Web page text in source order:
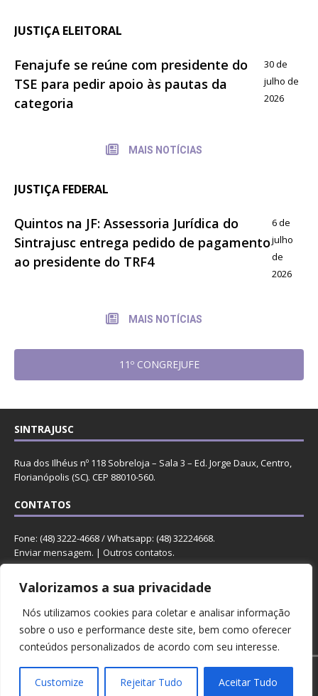
Valorizamos a sua privacidade
Nós utilizamos cookies para coletar e analisar informação
sobre o uso e performance deste site, bem como oferecer
conteúdos personalizados de acordo com seu interesse.
Customize Rejeitar Tudo Aceitar Tudo
JUSTIÇA ELEITORAL
Fenajufe se reúne com presidente do
TSE para pedir apoio às pautas da
categoria
30 de
julho de
2026
MAIS NOTÍCIAS
JUSTIÇA FEDERAL
Quintos na JF: Assessoria Jurídica do
Sintrajusc entrega pedido de pagamento
ao presidente do TRF4
6 de
julho
de
2026
MAIS NOTÍCIAS
11º CONGREJUFE
SINTRAJUSC
Rua dos Ilhéus nº 118 Sobreloja – Sala 3 – Ed. Jorge Daux, Centro,
Florianópolis (SC). CEP 88010-560.
CONTATOS
Fone: (48) 3222-4668 / Whatsapp: (48) 32224668.
Enviar mensagem. | Outros contatos.
REDES
Copyright © 2023 Sintrajusc.